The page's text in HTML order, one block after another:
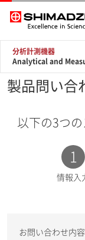
分析計測機器
Analytical and
製品問い合
以下の3つ
1
現
情報入
お問い合わせ内